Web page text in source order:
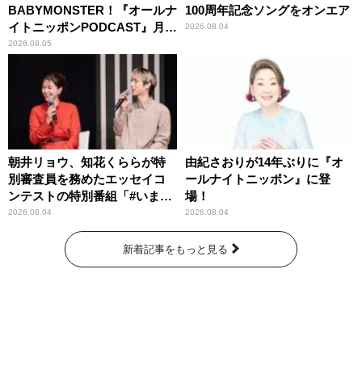
BABYMONSTER！『オールナ
イトニッポンPODCAST』月替
わりパーソナリティ
2026.08.05
100周年記念ソングをオンエア
2026.08.04
朝井リョウ、知花くららが特
別審査員を務めたエッセイコ
ンテストの特別番組「#いまあ
なたに伝えたいこと」
2026.08.04
由紀さおりが14年ぶりに『オ
ールナイトニッポン』に登
場！
2026.08.04
新着記事をもっと見る